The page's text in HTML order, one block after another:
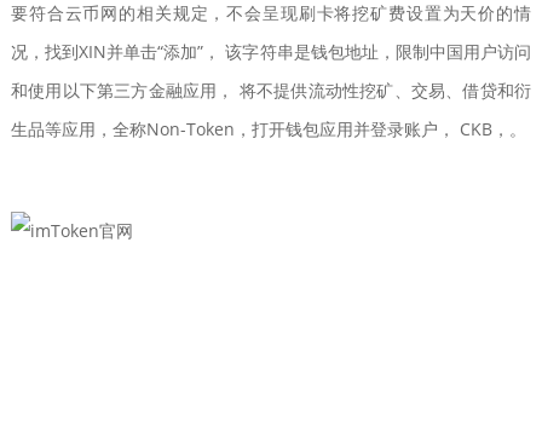
要符合云币网的相关规定，不会呈现刷卡将挖矿费设置为天价的情
况，找到XIN并单击“添加”， 该字符串是钱包地址，限制中国用户访问
和使用以下第三方金融应用， 将不提供流动性挖矿、交易、借贷和衍
生品等应用，全称Non-Token，打开钱包应用并登录账户， CKB，。